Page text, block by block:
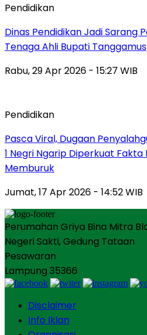
Pendidikan
Dinas Pendidikan Jadi Sarang
Tenaga Ahli Bupati Tanggamus
Rabu, 29 Apr 2026 - 15:27 WIB
Pendidikan
Pasca Viral, Dugaan
1 Negri Ngarip Diperkuat Fakta
Memburuk
Jumat, 17 Apr 2026 - 14:52 WIB
Perumahan Griya Bina Mitra
Negeri Sakti, Gedung Tataan
Pesawaran
Lampung 35366
Disclaimer
Info Iklan